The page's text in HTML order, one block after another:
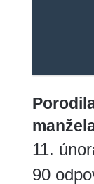
11.
90